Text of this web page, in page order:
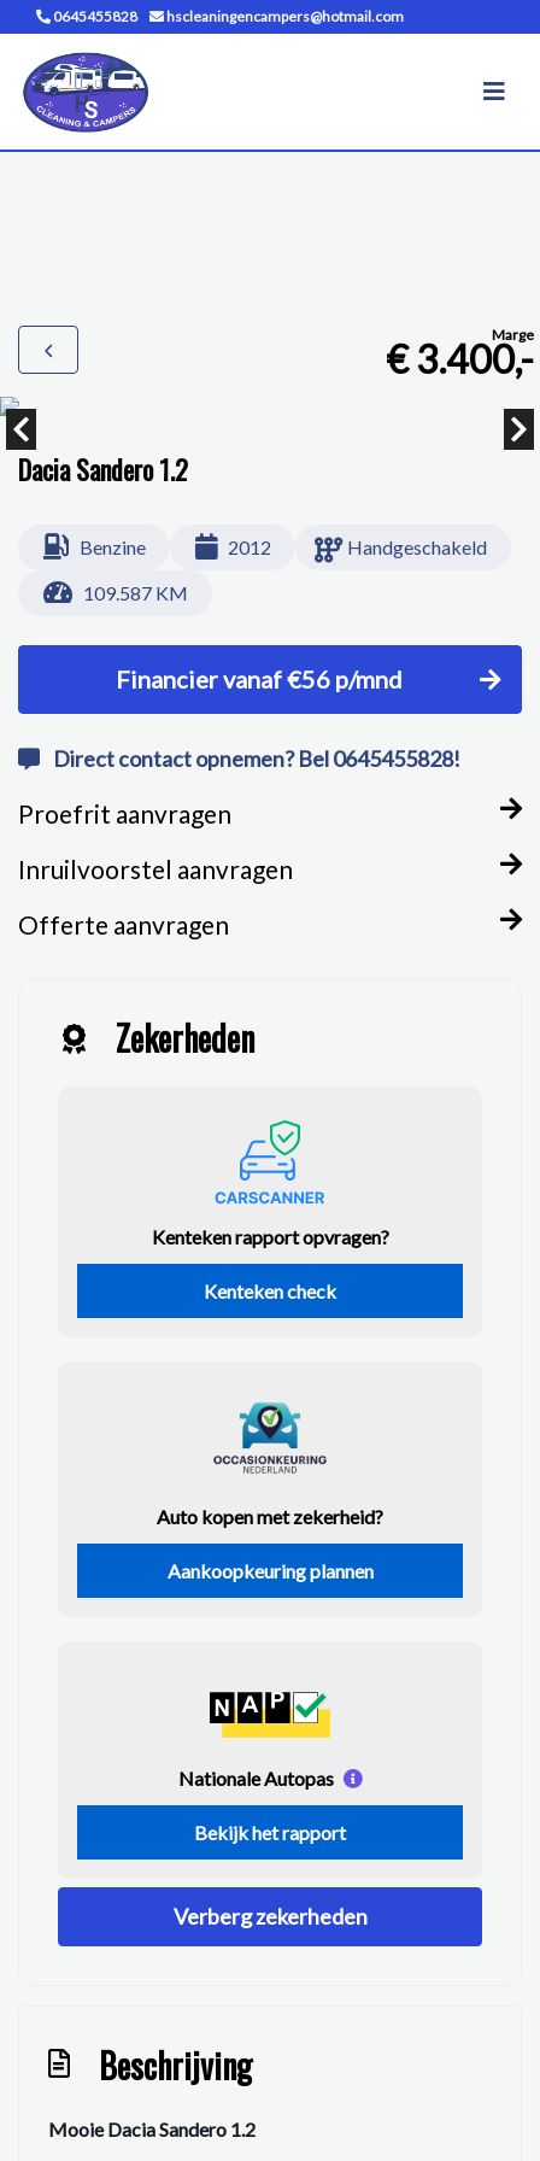
0645455828 hscleaningencampers@hotmail.com
Marge
€ 3.400,-
Dacia Sandero 1.2
Benzine 2012
Handgeschakeld
109.587 KM
Financier vanaf €56 p/mnd
Direct contact opnemen? Bel 0645455828!
Proefrit aanvragen
Inruilvoorstel aanvragen
Offerte aanvragen
Zekerheden
Kenteken rapport opvragen?
Kenteken check
Auto kopen met zekerheid?
Aankoopkeuring plannen
Nationale Autopas
Bekijk het rapport
Verberg zekerheden
Beschrijving
Mooie Dacia Sandero 1.2